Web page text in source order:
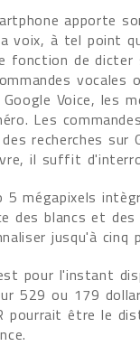
apporte
voix, à tel point
fonction de
Voice, les
Les
recherches
il suffit
5 mégapixels
des blancs et
jusqu'à cinq
pour l'instant
529 ou 179
pourrait être le